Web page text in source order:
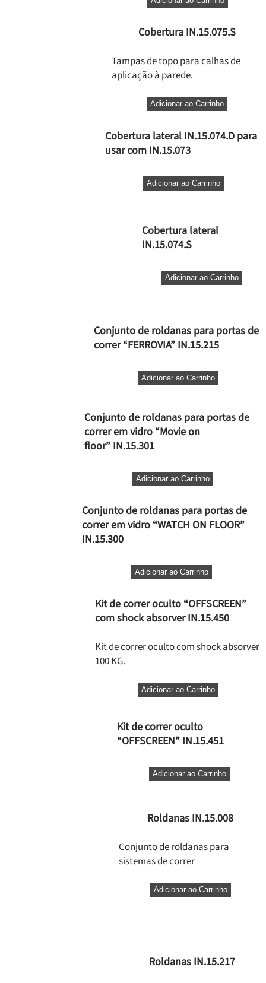
Cobertura IN.15.075.S
Tampas de topo para calhas de
aplicação à parede.
Adicionar ao Carrinho
Cobertura lateral IN.15.074.D para
usar com IN.15.073
Adicionar ao Carrinho
Cobertura lateral
IN.15.074.S
Adicionar ao Carrinho
Conjunto de roldanas para portas de
correr “FERROVIA” IN.15.215
Adicionar ao Carrinho
Conjunto de roldanas para portas de
correr em vidro “Movie on
floor” IN.15.301
Adicionar ao Carrinho
Conjunto de roldanas para portas de
correr em vidro “WATCH ON FLOOR”
IN.15.300
Adicionar ao Carrinho
Kit de correr oculto “OFFSCREEN”
com shock absorver IN.15.450
Kit de correr oculto com shock absorver
100 KG.
Adicionar ao Carrinho
Kit de correr oculto
“OFFSCREEN” IN.15.451
Adicionar ao Carrinho
Roldanas IN.15.008
Conjunto de roldanas para
sistemas de correr
Adicionar ao Carrinho
Roldanas IN.15.217